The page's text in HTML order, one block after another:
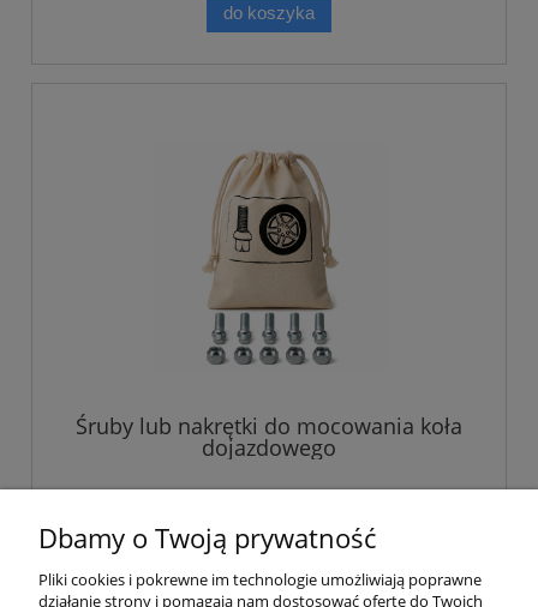
do koszyka
Śruby lub nakrętki do mocowania koła
dojazdowego
do koszyka
Dbamy o Twoją prywatność
Pliki cookies i pokrewne im technologie umożliwiają poprawne
działanie strony i pomagają nam dostosować ofertę do Twoich